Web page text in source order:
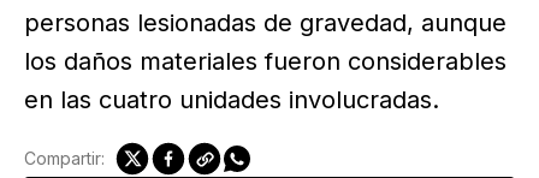
personas lesionadas de gravedad, aunque
los daños materiales fueron considerables
en las cuatro unidades involucradas.
Compartir: